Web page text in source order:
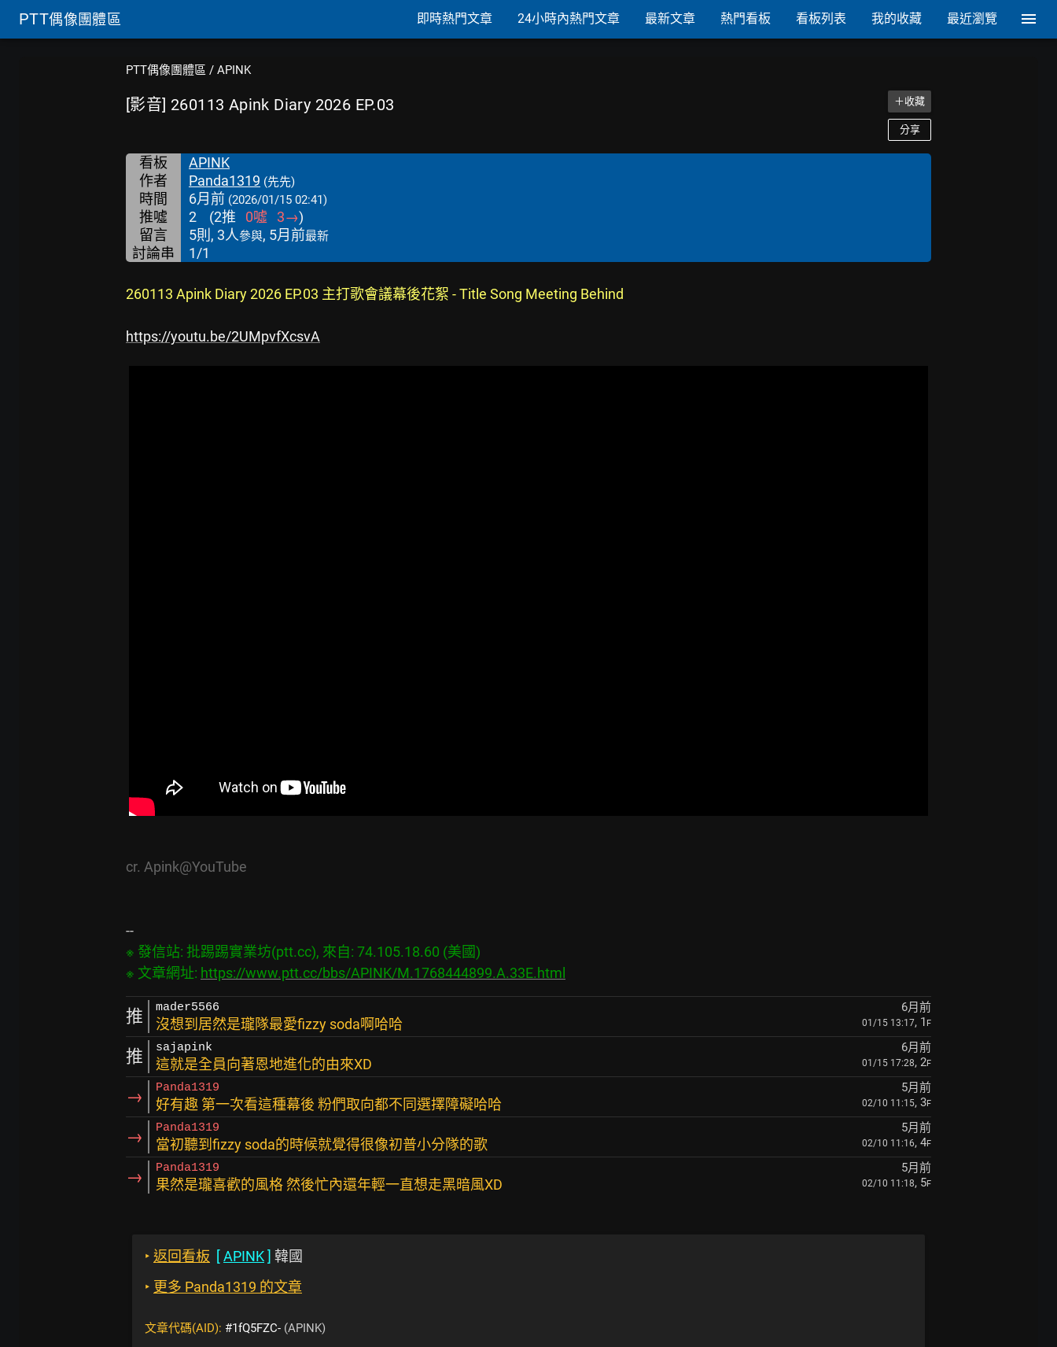
PTT偶像團體區 即時熱門文章 24小時內熱門文章 最新文章 熱門看板 看板列表 我的收藏 最近瀏覽
PTT偶像團體區 / APINK
[影音] 260113 Apink Diary 2026 EP.03 ＋收藏
分享
看板
APINK
作者
Panda1319 (先先)
時間 6月前 (2026/01/15 02:41)
推噓 2 (2推 0噓 3→)
留言
5則, 3人參與, 5月前最新
討論串 1/1
260113 Apink Diary 2026 EP.03 主打歌會議幕後花絮 - Title Song Meeting Behind
https://youtu.be/2UMpvfXcsvA
cr. Apink@YouTube
※ 發信站: 批踢踢實業坊(ptt.cc), 來自: 74.105.18.60 (美國)
※ 文章網址: https://www.ptt.cc/bbs/APINK/M.1768444899.A.33E.html
推 mader5566 6月前
沒想到居然是瓏隊最愛fizzy soda啊哈哈 01/15 13:17, 1 F
推 sajapink 6月前
這就是全員向著恩地進化的由來XD 01/15 17:28, 2F
→ Panda1319 5月前
好有趣 第一次看這種幕後 粉們取向都不同選擇障礙哈哈 02/10 11:15, 3F
→ Panda1319 5月前
當初聽到fizzy soda的時候就覺得很像初普小分隊的歌 02/10 11:16, 4F
→ Panda1319 5月前
果然是瓏喜歡的風格 然後忙內還年輕一直想走黑暗風XD 02/10 11:18, 5F
‣ 返回看板 [APINK] 韓國
‣ 更多 Panda1319 的文章
文章代碼(AID): #1fQ5FZC- (APINK)